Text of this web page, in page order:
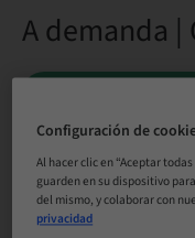
A demanda |
Estado
reservable
Configuración de
Al hacer clic en “Aceptar
guarden en su dispositivo
del mismo, y colaborar con
privacidad